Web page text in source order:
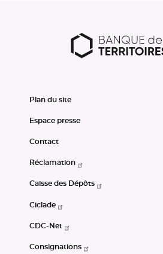
Plan du site
Espace presse
Contact
Réclamation
Caisse des Dépôts
Ciclade
CDC-Net
Consignations